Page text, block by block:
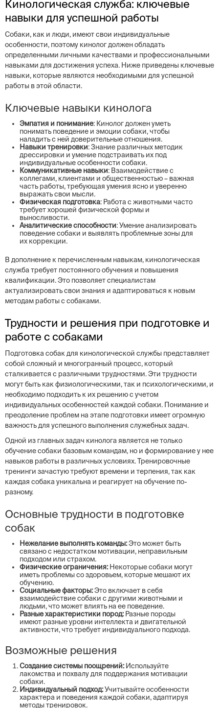
Кинологическая служба: ключевые
навыки для успешной работы
Собаки, как и люди, имеют свои индивидуальные
особенности, поэтому кинолог должен обладать
определенными личными качествами и профессиональными
навыками для достижения успеха. Ниже приведены ключевые
навыки, которые являются необходимыми для успешной
работы в этой области.
Ключевые навыки кинолога
Эмпатия и понимание: Кинолог должен уметь
понимать поведение и эмоции собаки, чтобы
наладить с ней доверительные отношения.
Навыки тренировки: Знание различных методик
дрессировки и умение подстраивать их под
индивидуальные особенности собаки.
Коммуникативные навыки: Взаимодействие с
коллегами, клиентами и общественностью – важная
часть работы, требующая умения ясно и уверенно
выражать свои мысли.
Физическая подготовка: Работа с животными часто
требует хорошей физической формы и
выносливости.
Аналитические способности: Умение анализировать
поведение собаки и выявлять проблемные зоны для
их коррекции.
В дополнение к перечисленным навыкам, кинологическая
служба требует постоянного обучения и повышения
квалификации. Это позволяет специалистам
актуализировать свои знания и адаптироваться к новым
методам работы с собаками.
Трудности и решения при подготовке и
работе с собаками
Подготовка собак для кинологической службы представляет
собой сложный и многогранный процесс, который
сталкивается с различными трудностями. Эти трудности
могут быть как физиологическими, так и психологическими, и
необходимо подходить к их решению с учетом
индивидуальных особенностей каждой собаки. Понимание и
преодоление проблем на этапе подготовки имеет огромную
важность для успешного выполнения служебных задач.
Одной из главных задач кинолога является не только
обучение собаки базовым командам, но и формирование у нее
навыков работы в различных условиях. Тренировочные
тренинги зачастую требуют времени и терпения, так как
каждая собака уникальна и реагирует на обучение по-
разному.
Основные трудности в подготовке
собак
Нежелание выполнять команды:Это может быть
связано с недостатком мотивации, неправильным
подходом или страхом.
Физические ограничения: Некоторые собаки могут
иметь проблемы со здоровьем, которые мешают их
обучению.
Социальные факторы:Это включает в себя
взаимодействие собаки с другими животными и
людьми, что может влиять на ее поведение.
Разные характеристики пород: Разные породы
имеют разные уровни интеллекта и двигательной
активности, что требует индивидуального подхода.
Возможные решения
Создание системы поощрений: Используйте
лакомства и похвалу для поддержания мотивации
собаки.
Индивидуальный подход:Учитывайте особенности
характера и поведения каждой собаки, адаптируя
методы тренировок.